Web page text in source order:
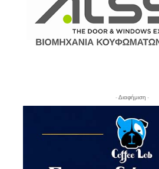
- Διαφήμιση -